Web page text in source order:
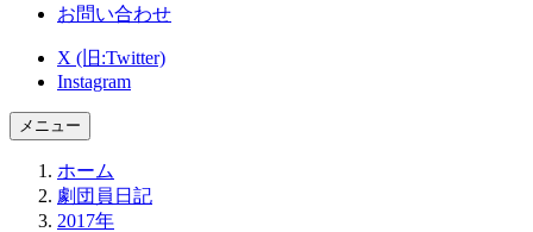
お問い合わせ
X (旧:Twitter)
Instagram
メニュー
ホーム
劇団員日記
2017年